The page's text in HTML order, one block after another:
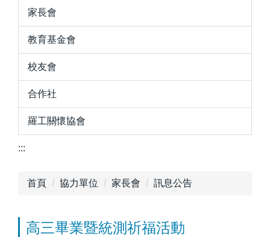
家長會
教育基金會
校友會
合作社
羅工關懷協會
:::
首頁 協力單位 家長會 訊息公告
高三畢業暨統測祈福活動